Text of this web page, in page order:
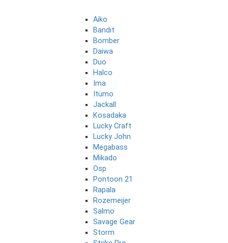
Aiko
Bandit
Bomber
Daiwa
Duo
Halco
Ima
Itumo
Jackall
Kosadaka
Lucky Craft
Lucky John
Megabass
Mikado
Osp
Pontoon 21
Rapala
Rozemeijer
Salmo
Savage Gear
Storm